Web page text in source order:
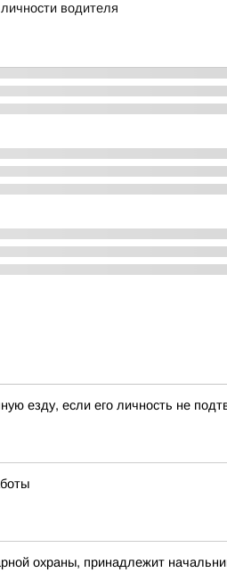
водителя
езду, если его личность не
охраны, принадлежит